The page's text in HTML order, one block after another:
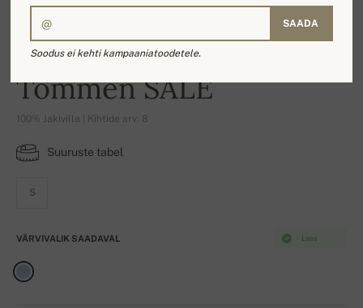
-18%
Tommen SALE
100% Jakivilla | Kihtide arv: 8
Suuruste tabel
S
Laos
VÄRVIVALIK SAADAVAL
SAADA
Soodus ei kehti kampaaniatoodetele.